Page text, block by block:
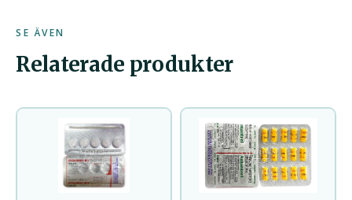
SE ÄVEN
Relaterade produkter